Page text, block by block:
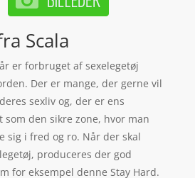
Scala
er forbruget af sexelegetøj
Der er mange, der gerne vil
sexliv og, der er ens
den sikre zone, hvor man
sig i fred og ro. Når der skal
produceres der god
for eksempel denne Stay Hard.